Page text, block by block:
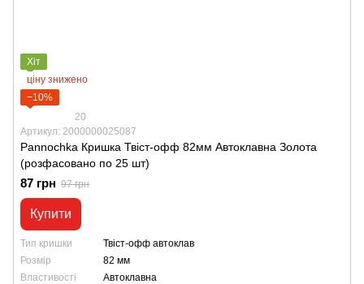
Хіт
ціну знижено
−10%
20
Артикул: 2000000025087
Pannochka Кришка Твіст-офф 82мм Автоклавна Золота
(розфасовано по 25 шт)
87 грн 97 грн
Купити
Тип кришки
Твіст-офф автоклав
Розмір
82 мм
Властивості
Автоклавна